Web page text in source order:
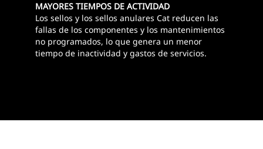
MAYORES TIEMPOS DE ACTIVIDAD
Los sellos y los sellos anulares Cat reducen las
fallas de los componentes y los mantenimientos
no programados, lo que genera un menor
tiempo de inactividad y gastos de servicios.